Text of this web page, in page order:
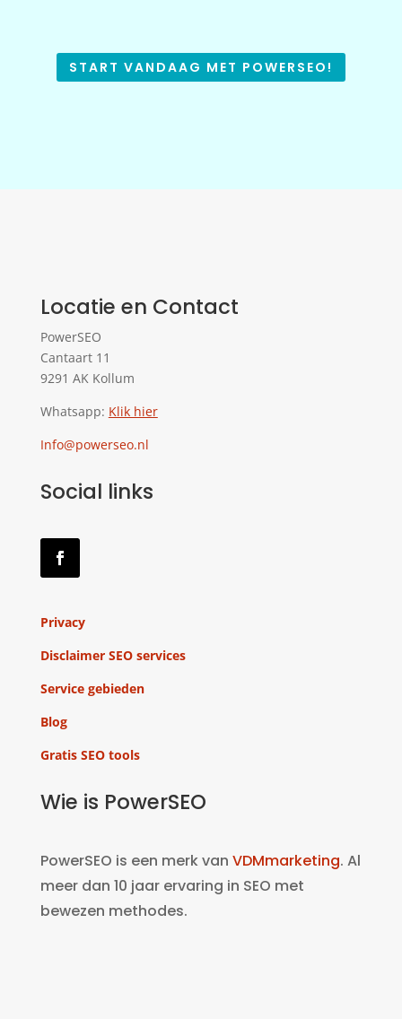
START VANDAAG MET POWERSEO!
Locatie en Contact
PowerSEO
Cantaart 11
9291 AK Kollum
Whatsapp: Klik hier
Info@powerseo.nl
Social links
Privacy
Disclaimer SEO services
Service gebieden
Blog
Gratis SEO tools
Wie is PowerSEO
PowerSEO is een merk van VDMmarketing. Al
meer dan 10 jaar ervaring in SEO met
bewezen methodes.